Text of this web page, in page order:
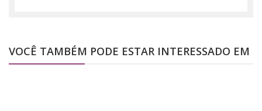
VOCÊ TAMBÉM PODE ESTAR INTERESSADO EM